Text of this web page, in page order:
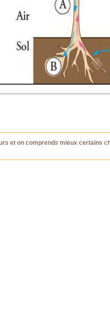
et on comprends mieux certains